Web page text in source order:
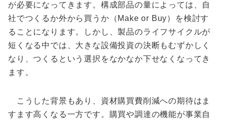
が必要になってきます。構成部品の量によっては、自
社でつくるか外から買うか（Make or Buy）を検討す
ることになります。しかし、製品のライフサイクルが
短くなる中では、大きな設備投資の決断もむずかしく
なり、つくるという選択をなかなか下せなくなってき
ます。
こうした背景もあり、資材購買費削減への期待はま
すます高くなる一方です。購買や調達の機能が事業自